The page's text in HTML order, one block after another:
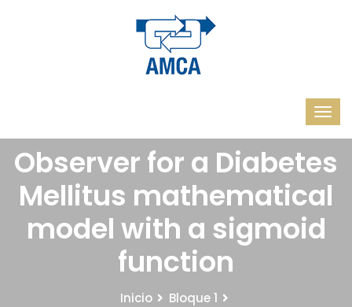
Observer for a Diabetes
Mellitus mathematical
model with a sigmoid
function
Inicio
Bloque 1